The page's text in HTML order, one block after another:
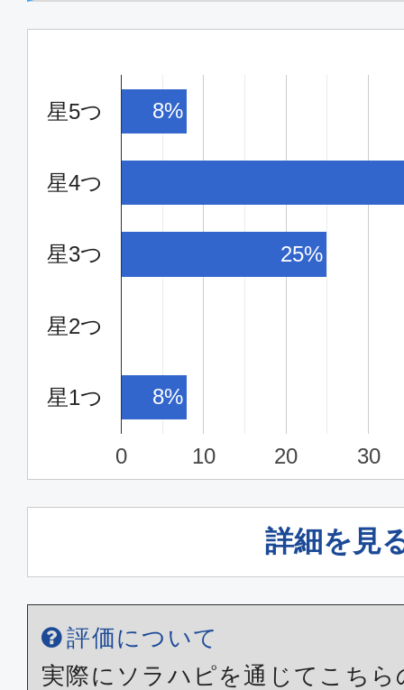
0 10 20 30
星5つ
星4つ
星3つ
星2つ
星1つ
8%
25%
8%
詳細を見
評価について
実際にソラハピを通じてこち